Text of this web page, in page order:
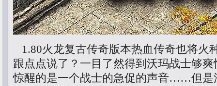
1.80火龙复古传奇版本热血传奇也将火
跟点点说了？一目了然得到沃玛战士够
惊醒的是一个战士的急促的声音……但是